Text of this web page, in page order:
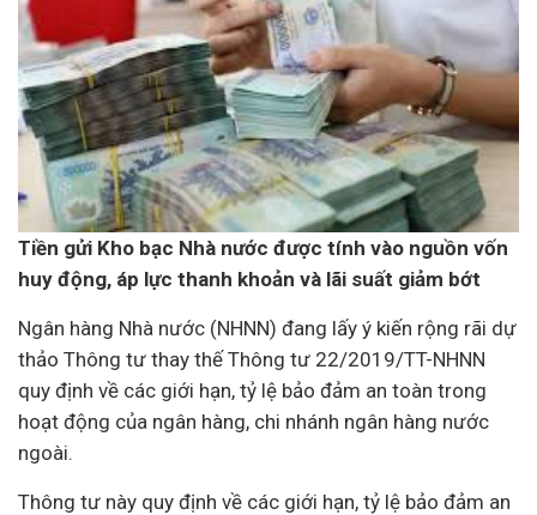
Tiền gửi Kho bạc Nhà nước được tính vào nguồn vốn
huy động, áp lực thanh khoản và lãi suất giảm bớt
Ngân hàng Nhà nước (NHNN) đang lấy ý kiến rộng rãi dự
thảo Thông tư thay thế Thông tư 22/2019/TT-NHNN
quy định về các giới hạn, tỷ lệ bảo đảm an toàn trong
hoạt động của ngân hàng, chi nhánh ngân hàng nước
ngoài.
Thông tư này quy định về các giới hạn, tỷ lệ bảo đảm an